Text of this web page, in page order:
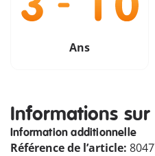
Ans
Informations
Information additionnelle
Référence de l’article: